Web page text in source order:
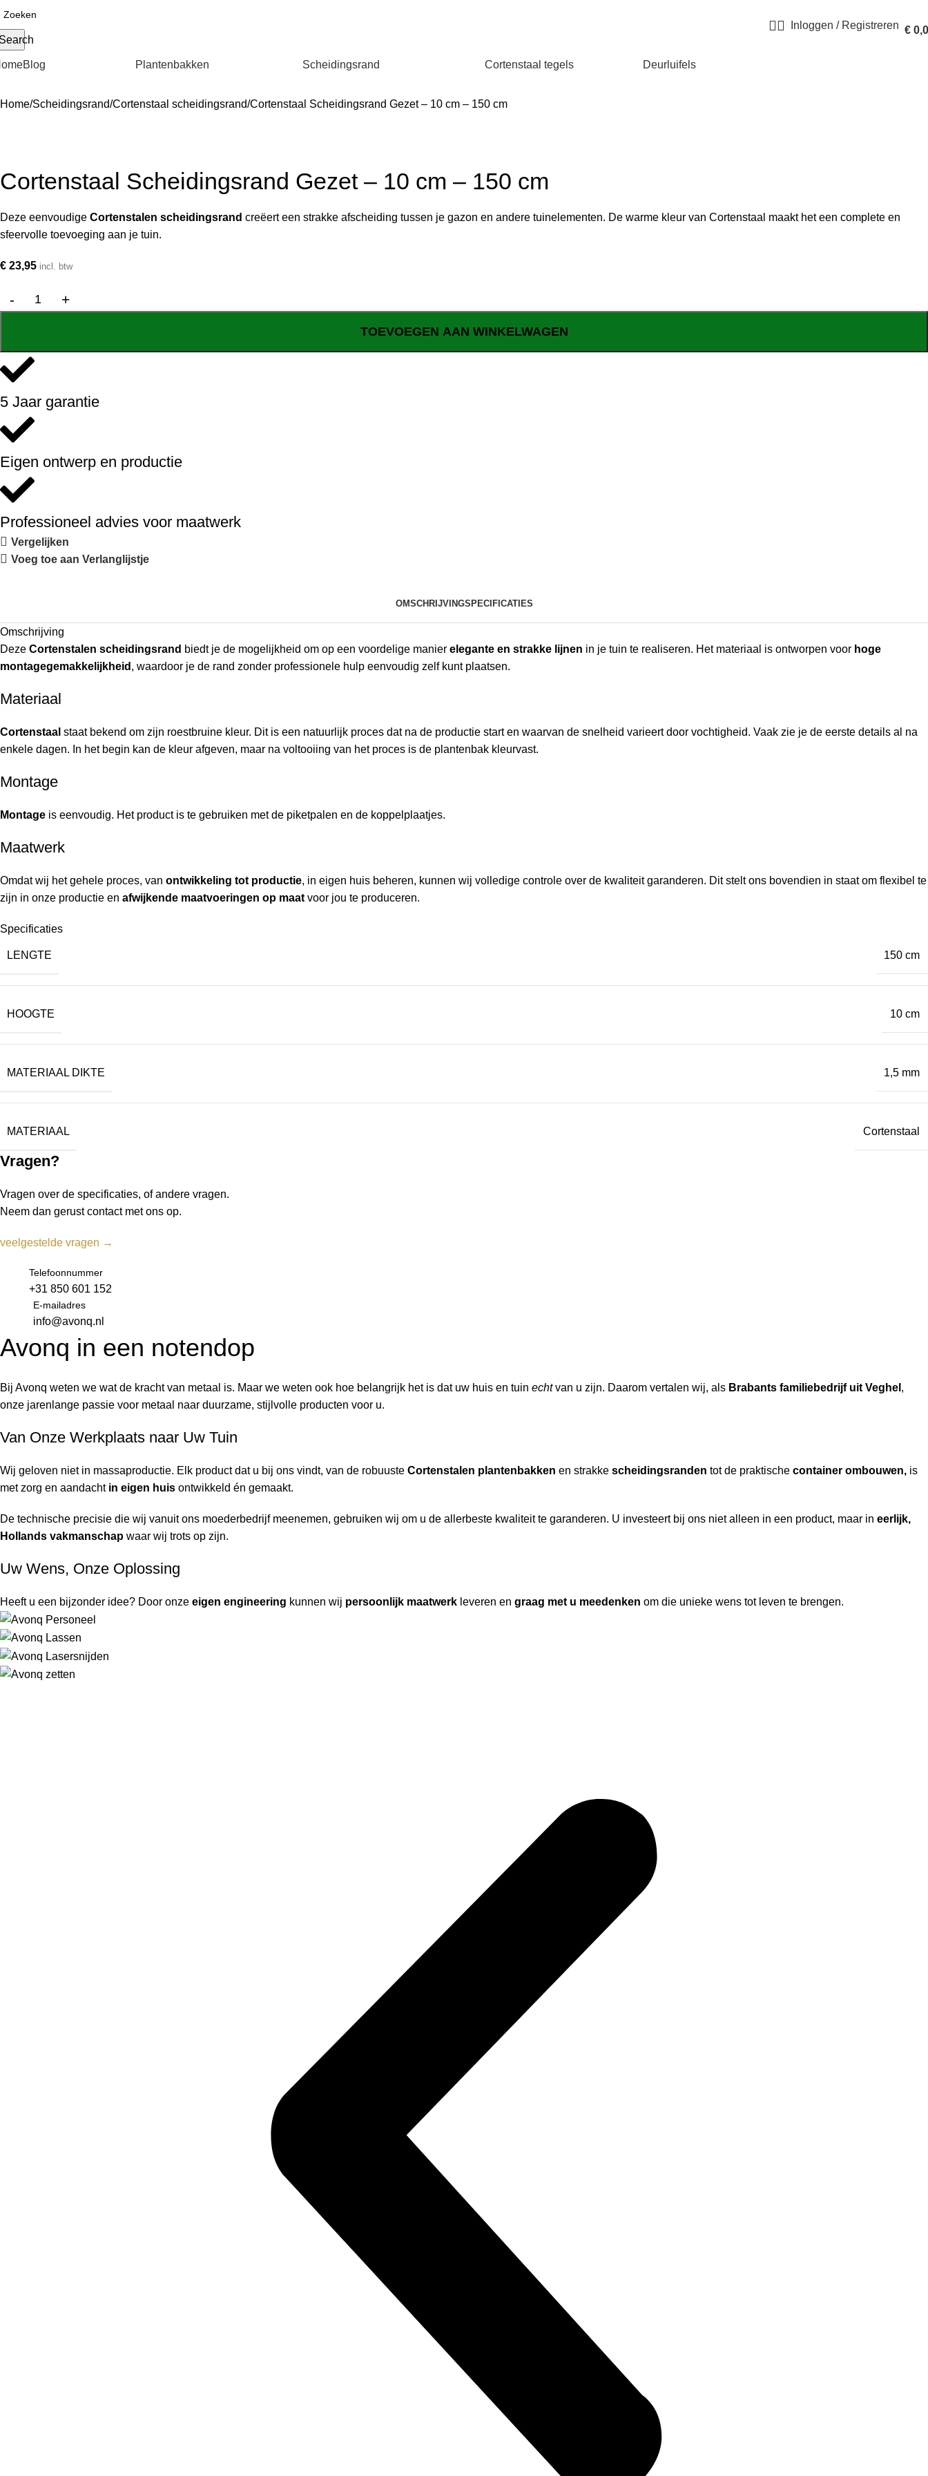
Inloggen / Registreren €
Blog Plantenbakken Scheidingsrand Cortenstaal tegels Deurluifels
Home Scheidingsrand Cortenstaal scheidingsrand Cortenstaal Scheidingsrand Gezet – 10 cm – 150 cm
Cortenstaal Scheidingsrand Gezet – 10 cm – 150 cm
Deze eenvoudige Cortenstalen scheidingsrand creëert een strakke afscheiding tussen je gazon en andere tuinelementen. De warme kleur van Cortenstaal maakt het een complete en
sfeervolle toevoeging aan je tuin.
€ 23,95 incl. btw
TOEVOEGEN AAN WINKELWAGEN
5 Jaar garantie
Eigen ontwerp en productie
Professioneel advies voor maatwerk
Vergelijken
Voeg toe aan Verlanglijstje
OMSCHRIJVINGSPECIFICATIES
Omschrijving
Deze Cortenstalen scheidingsrand biedt je de mogelijkheid om op een voordelige manier elegante en strakke lijnen in je tuin te realiseren. Het materiaal is ontworpen voor hoge
montagegemakkelijkheid , waardoor je de rand zonder professionele hulp eenvoudig zelf kunt plaatsen.
Materiaal
Cortenstaal staat bekend om zijn roestbruine kleur. Dit is een natuurlijk proces dat na de productie start en waarvan de snelheid varieert door vochtigheid. Vaak zie je de eerste details al na
enkele dagen. In het begin kan de kleur afgeven, maar na voltooiing van het proces is de plantenbak kleurvast.
Montage
Montage is eenvoudig. Het product is te gebruiken met de piketpalen en de koppelplaatjes.
Maatwerk
Omdat wij het gehele proces, van ontwikkeling tot productie, in eigen huis beheren, kunnen wij volledige controle over de kwaliteit garanderen. Dit stelt ons bovendien in staat om flexibel te
zijn in onze productie en afwijkende maatvoeringen op maat voor jou te produceren.
Specificaties
LENGTE 150 cm
HOOGTE 10 cm
MATERIAAL DIKTE 1,5 mm
MATERIAAL Cortenstaal
Vragen?
Vragen over de specificaties, of andere vragen.
Neem dan gerust contact met ons op.
veelgestelde vragen →
Telefoonnummer
+31 850 601 152
E-mailadres
info@avonq.nl
Avonq in een notendop
Bij Avonq weten we wat de kracht van metaal is. Maar we weten ook hoe belangrijk het is dat uw huis en tuin echtvan u zijn. Daarom vertalen wij, als Brabants familiebedrijf uit Veghel ,
onze jarenlange passie voor metaal naar duurzame, stijlvolle producten voor u.
Van Onze Werkplaats naar Uw Tuin
Wij geloven niet in massaproductie. Elk product dat u bij ons vindt, van de robuuste Cortenstalen plantenbakken en strakke scheidingsranden tot de praktische container ombouwen, is
met zorg en aandacht in eigen huis ontwikkeld én gemaakt.
De technische precisie die wij vanuit ons moederbedrijf meenemen, gebruiken wij om u de allerbeste kwaliteit te garanderen. U investeert bij ons niet alleen in een product, maar in eerlijk,
Hollands vakmanschap waar wij trots op zijn.
Uw Wens, Onze Oplossing
Heeft u een bijzonder idee? Door onze eigen engineering kunnen wij persoonlijk maatwerk leveren en graag met u meedenken om die unieke wens tot leven te brengen.